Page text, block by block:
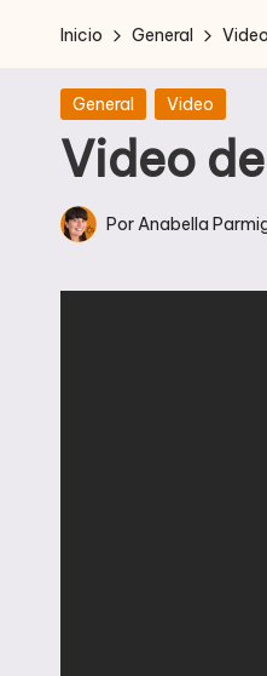
Inicio General
Publicada
General Video
Video
Publicado
Por Anabella